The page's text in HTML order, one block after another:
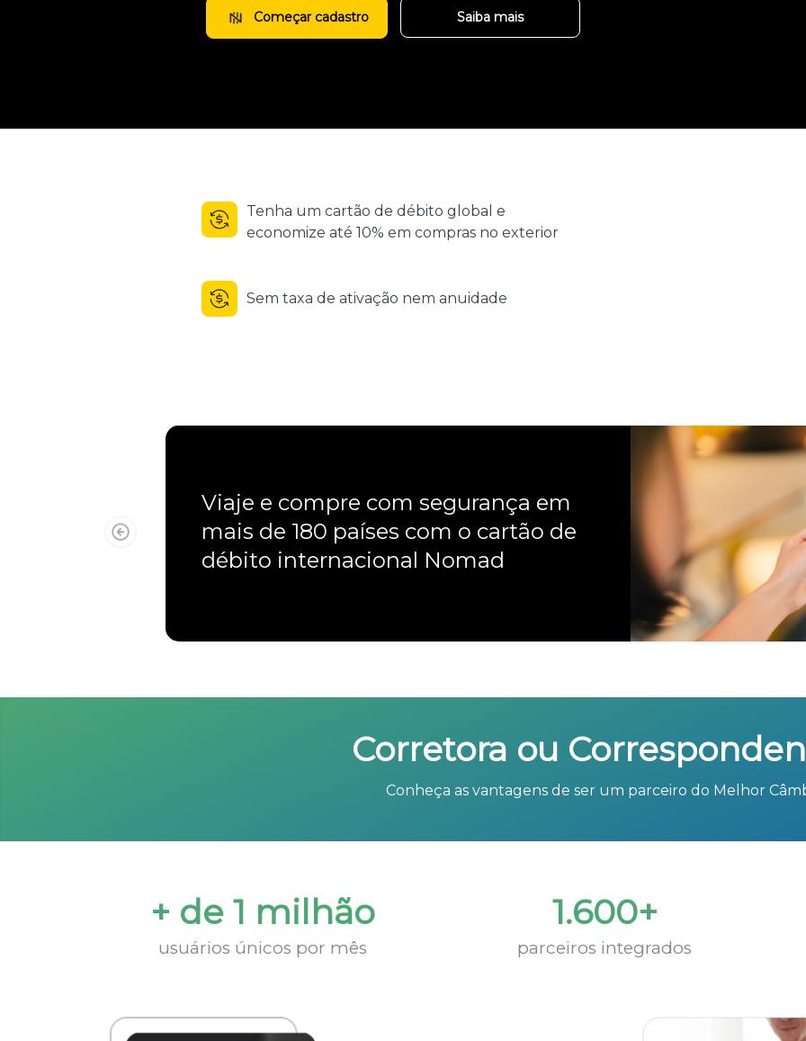
Começar cadastro Saiba mais
Tenha um cartão de débito global e
economize até 10% em compras no exterior
Sem taxa de ativação nem anuidade
Viaje e compre com segurança em
mais de 180 países com o cartão de
débito internacional Nomad
Corretora ou
Conheça as vantagens de ser um parceiro do Melhor
+ de 1 milhão
usuários únicos por mês
1.600+
parceiros integrados